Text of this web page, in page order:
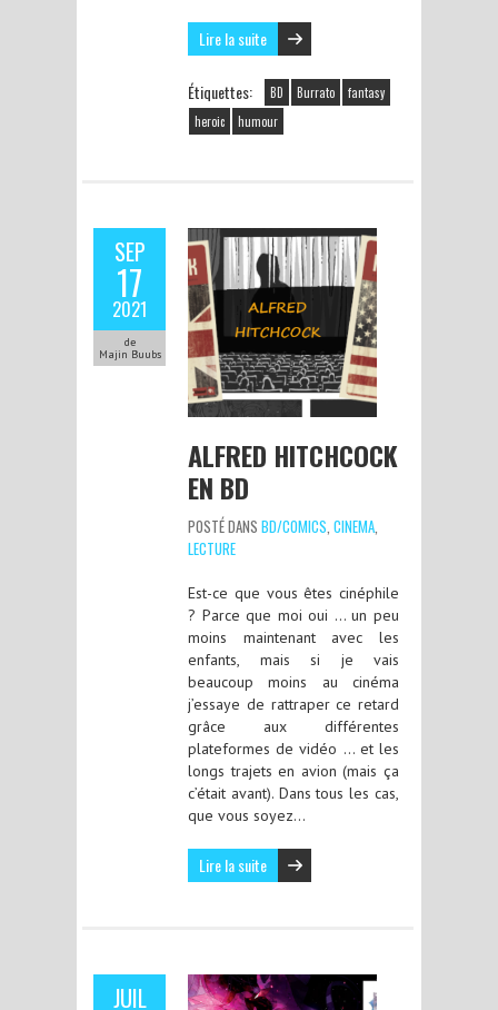
Lire la suite
Étiquettes: BD Burrato
fantasy
heroic
humour
SEP
17
2021
de
Majin Buubs
ALFRED HITCHCOCK
EN BD
POSTÉ DANS BD/COMICS CINEMA
LECTURE
Est-ce que vous êtes cinéphile
? Parce que moi oui … un peu
moins maintenant avec les
enfants, mais si je vais
beaucoup moins au cinéma
j’essaye de rattraper ce retard
grâce aux différentes
plateformes de vidéo … et les
longs trajets en avion (mais ça
c’était avant). Dans tous les cas,
que vous soyez…
Lire la suite
JUIL